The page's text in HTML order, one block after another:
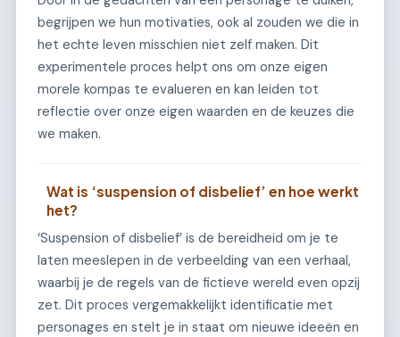
begrijpen we hun motivaties, ook al zouden we die in
het echte leven misschien niet zelf maken. Dit
experimentele proces helpt ons om onze eigen
morele kompas te evalueren en kan leiden tot
reflectie over onze eigen waarden en de keuzes die
we maken.
Wat is ‘suspension of disbelief’ en hoe werkt
het?
‘Suspension of disbelief’ is de bereidheid om je te
laten meeslepen in de verbeelding van een verhaal,
waarbij je de regels van de fictieve wereld even opzij
zet. Dit proces vergemakkelijkt identificatie met
personages en stelt je in staat om nieuwe ideeën en